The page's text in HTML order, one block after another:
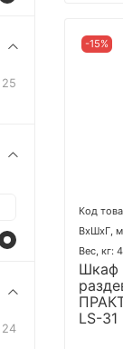
-15%
Код
ВхШхГ,
Вес, кг:
Шкаф
LS-31
25
24